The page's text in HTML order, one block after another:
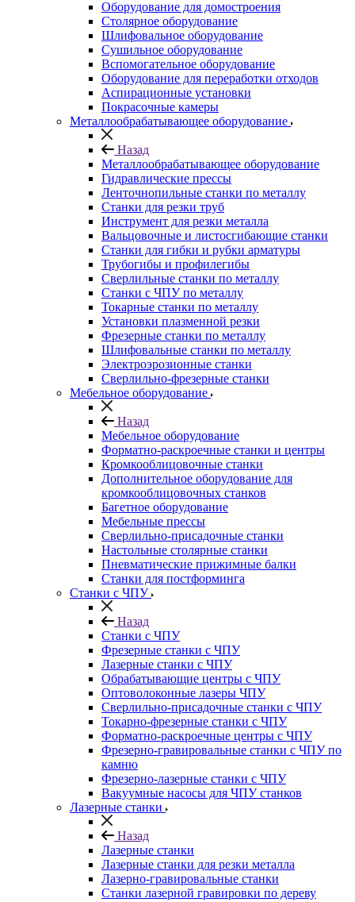
Оборудование для домостроения
Столярное оборудование
Шлифовальное оборудование
Сушильное оборудование
Вспомогательное оборудование
Оборудование для переработки отходов
Аспирационные установки
Покрасочные камеры
Металлообрабатывающее оборудование
Назад
Металлообрабатывающее оборудование
Гидравлические прессы
Ленточнопильные станки по металлу
Станки для резки труб
Инструмент для резки металла
Вальцовочные и листосгибающие станки
Станки для гибки и рубки арматуры
Трубогибы и профилегибы
Сверлильные станки по металлу
Станки с ЧПУ по металлу
Токарные станки по металлу
Установки плазменной резки
Фрезерные станки по металлу
Шлифовальные станки по металлу
Электроэрозионные станки
Сверлильно-фрезерные станки
Мебельное оборудование
Назад
Мебельное оборудование
Форматно-раскроечные станки и центры
Кромкооблицовочные станки
Дополнительное оборудование для
кромкооблицовочных станков
Багетное оборудование
Мебельные прессы
Сверлильно-присадочные станки
Настольные столярные станки
Пневматические прижимные балки
Станки для постформинга
Станки с ЧПУ
Назад
Станки с ЧПУ
Фрезерные станки с ЧПУ
Лазерные станки с ЧПУ
Обрабатывающие центры с ЧПУ
Оптоволоконные лазеры ЧПУ
Сверлильно-присадочные станки с ЧПУ
Токарно-фрезерные станки с ЧПУ
Форматно-раскроечные центры с ЧПУ
Фрезерно-гравировальные станки с ЧПУ по
камню
Фрезерно-лазерные станки с ЧПУ
Вакуумные насосы для ЧПУ станков
Лазерные станки
Назад
Лазерные станки
Лазерные станки для резки металла
Лазерно-гравировальные станки
Станки лазерной гравировки по дереву